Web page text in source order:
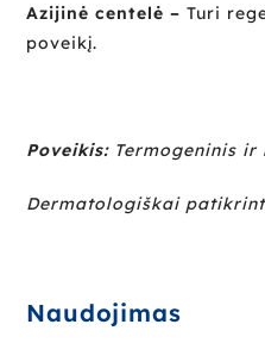
Azijinė centelė – Turi
poveikį.
Poveikis:Termogeninis ir
Dermatologiškai
Naudojimas